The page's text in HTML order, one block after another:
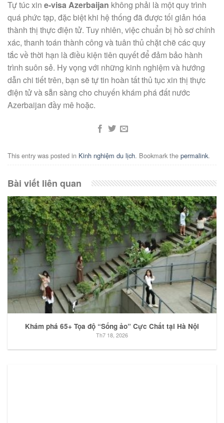
Tự túc xin e-visa Azerbaijan không phải là một quy trình
quá phức tạp, đặc biệt khi hệ thống đã được tối giản hóa
thành thị thực điện tử. Tuy nhiên, việc chuẩn bị hồ sơ chính
xác, thanh toán thành công và tuân thủ chặt chẽ các quy
tắc về thời hạn là điều kiện tiên quyết để đảm bảo hành
trình suôn sẻ. Hy vọng với những kinh nghiệm và hướng
dẫn chi tiết trên, bạn sẽ tự tin hoàn tất thủ tục xin thị thực
điện tử và sẵn sàng cho chuyến khám phá đất nước
Azerbaijan đầy mê hoặc.
This entry was posted in Kinh nghiệm du lịch. Bookmark the permalink.
Bài viết liên quan
Khám phá 65+ Tọa độ “Sống ảo” Cực Chất tại Hà Nội
Th7 18, 2026